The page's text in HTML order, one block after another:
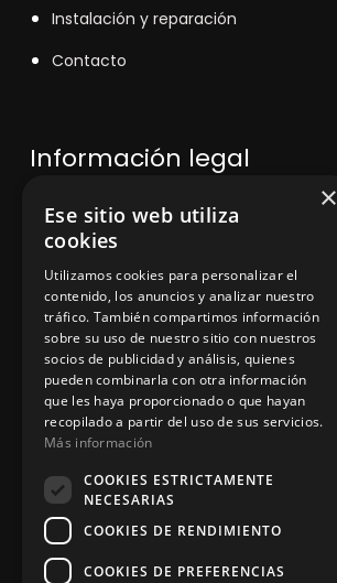
Instalación y reparación
Contacto
Información legal
Política de privacidad
Aviso legal
App Zine Hostelería
×
Ese sitio web utiliza
cookies
Utilizamos cookies para personalizar el
contenido, los anuncios y analizar nuestro
tráfico. También compartimos información
sobre su uso de nuestro sitio con nuestros
socios de publicidad y análisis, quienes
pueden combinarla con otra información
que les haya proporcionado o que hayan
recopilado a partir del uso de sus servicios.
Más información
COOKIES ESTRICTAMENTE
NECESARIAS
COOKIES DE RENDIMIENTO
COOKIES DE PREFERENCIAS